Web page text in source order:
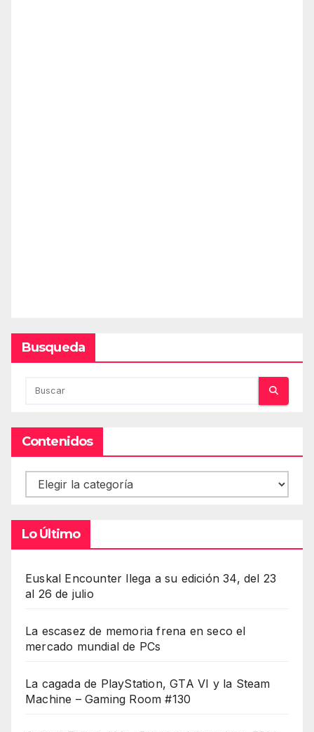
Busqueda
Contenidos
Contenidos
Lo Último
Euskal Encounter llega a su edición 34, del 23
al 26 de julio
La escasez de memoria frena en seco el
mercado mundial de PCs
La cagada de PlayStation, GTA VI y la Steam
Machine – Gaming Room #130